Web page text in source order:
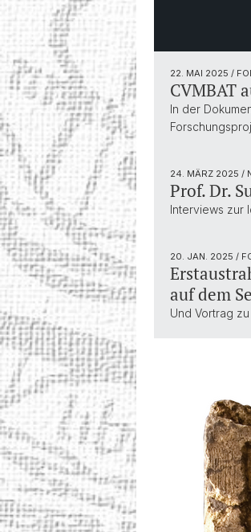
22. MAI 2025 /
CVMBAT
In der
24. MÄRZ 2025 /
Prof. Dr.
Interviews zur
20. JAN. 2025 /
auf dem
Und Vortrag